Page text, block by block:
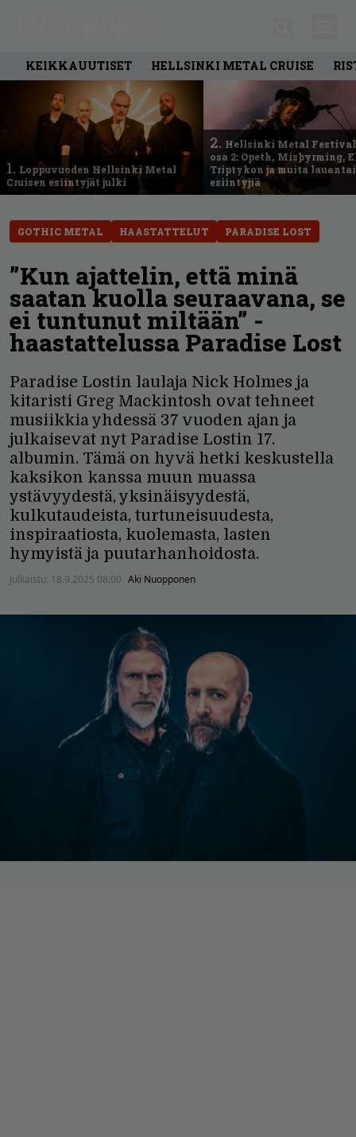
KEIKKAUUTISET HELLSINKI METAL CRUISE
1. Loppuvuoden Hellsinki Metal
Cruisen esiintyjät julki
2. Hellsinki Metal
osa 2: Opeth, Misþyrming,
Triptykon ja muita
esiintyjiä
GOTHIC METAL HAASTATTELUT PARADISE LOST
”Kun ajattelin, että minä
saatan kuolla seuraavana, se
ei tuntunut miltään” -
haastattelussa Paradise Lost
Paradise Lostin laulaja Nick Holmes ja
kitaristi Greg Mackintosh ovat tehneet
musiikkia yhdessä 37 vuoden ajan ja
julkaisevat nyt Paradise Lostin 17.
albumin. Tämä on hyvä hetki keskustella
kaksikon kanssa muun muassa
ystävyydestä, yksinäisyydestä,
kulkutaudeista, turtuneisuudesta,
inspiraatiosta, kuolemasta, lasten
hymyistä ja puutarhanhoidosta.
Julkaistu: 18.9.2025 08:00 Aki Nuopponen